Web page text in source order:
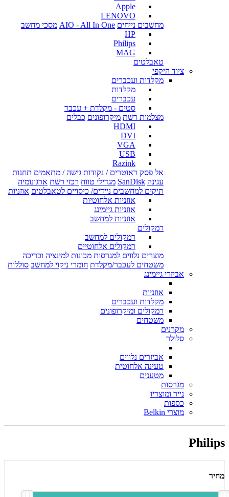
Apple
LENOVO
מחשבים נייחים AIO - All In One מסכי מחשב
HP
Philips
MAG
טאבלטים
ציוד היקפי
מקלדות ועכברים
מקלדות
עכברים
סטים - מקלדת + עכבר
מצלמות רשת מיקרופונים כבלים
HDMI
DVI
VGA
USB
Razink
אל פסק ראוטרים / נקודות גישה / מתאמים תחנות
עגינה SanDisk מגדילי טווח רכזי רשת ארגונומיה
תיקים למחשבים ניידים/ כיסויים לטאבלטים אוזניות
אוזניות אלחוטיות
אוזניות גיימינג
אוזניות למחשב
רמקולים
רמקולים למחשב
רמקולים אלחוטיים
מוצרים נלווים למגרסות מכונות למינציה וכריכה
משטחים לעכבר/מקלדת חומרי ניקוי למחשב סוללות
אביזרי גיימינג
אוזניות
מקלדות ועכברים
רמקולים ומיקרופונים
משטחים
מקרנים
סלולר
אביזרים נלווים
טעינה אלחוטית
מטענים
מגרסות
נייר ומוצריו
כספות
מוצרי Belkin
Philips
מחיר